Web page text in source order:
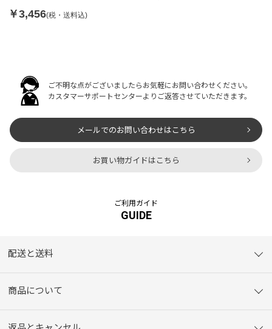
￥3,456(税・送料込)
ご不明な点がございましたらお気軽にお問い合わせください。
カスタマーサポートセンターよりご返答させていただきます。
メールでのお問い合わせはこちら
お買い物ガイドはこちら
ご利用ガイド
GUIDE
配送と送料
商品について